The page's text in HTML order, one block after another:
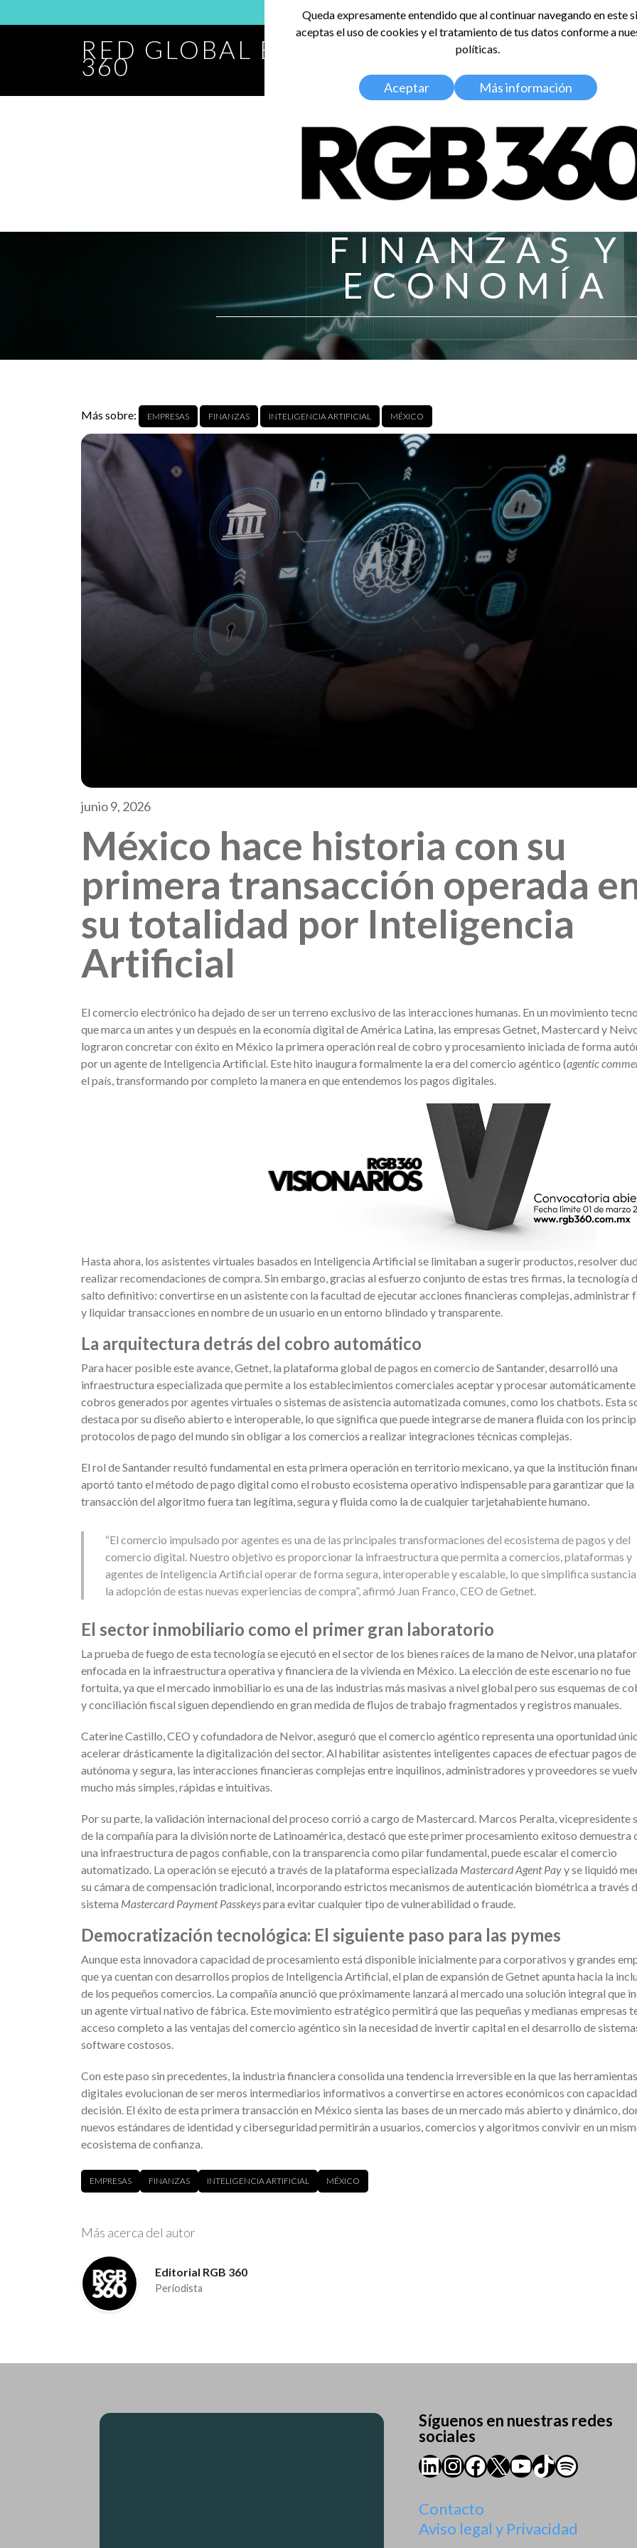
RED GLOBAL BALDOSA
360
FINANZAS Y
ECONOMÍA
Más sobre: EMPRESAS FINANZAS INTELIGENCIA ARTIFICIAL MÉXICO
junio 9, 2026
México hace historia con su
primera transacción operada
su totalidad por Inteligencia
Artificial
El comercio electrónico ha dejado de ser un terreno exclusivo de las interacciones humanas. En un movimiento
que marca un antes y un después en la economía digital de América Latina, las empresas Getnet, Mastercard y
lograron concretar con éxito en México la primera operación real de cobro y procesamiento iniciada de forma
por un agente de Inteligencia Artificial. Este hito inaugura formalmente la era del comercio agéntico (agentic
el país, transformando por completo la manera en que entendemos los pagos digitales.
Hasta ahora, los asistentes virtuales basados en Inteligencia Artificial se limitaban a sugerir productos, resolver
realizar recomendaciones de compra. Sin embargo, gracias al esfuerzo conjunto de estas tres firmas, la tecnología
salto definitivo: convertirse en un asistente con la facultad de ejecutar acciones financieras complejas, administrar
y liquidar transacciones en nombre de un usuario en un entorno blindado y transparente.
La arquitectura detrás del cobro automático
Para hacer posible este avance, Getnet, la plataforma global de pagos en comercio de Santander, desarrolló una
infraestructura especializada que permite a los establecimientos comerciales aceptar y procesar automáticamente
cobros generados por agentes virtuales o sistemas de asistencia automatizada comunes, como los chatbots. Esta
destaca por su diseño abierto e interoperable, lo que significa que puede integrarse de manera fluida con los
protocolos de pago del mundo sin obligar a los comercios a realizar integraciones técnicas complejas.
El rol de Santander resultó fundamental en esta primera operación en territorio mexicano, ya que la institución
aportó tanto el método de pago digital como el robusto ecosistema operativo indispensable para garantizar que la
transacción del algoritmo fuera tan legítima, segura y fluida como la de cualquier tarjetahabiente humano.
“El comercio impulsado por agentes es una de las principales transformaciones del ecosistema de pagos y del
comercio digital. Nuestro objetivo es proporcionar la infraestructura que permita a comercios, plataformas y
agentes de Inteligencia Artificial operar de forma segura, interoperable y escalable, lo que simplifica
la adopción de estas nuevas experiencias de compra”, afirmó Juan Franco, CEO de Getnet.
El sector inmobiliario como el primer gran laboratorio
La prueba de fuego de esta tecnología se ejecutó en el sector de los bienes raíces de la mano de Neivor, una
enfocada en la infraestructura operativa y financiera de la vivienda en México. La elección de este escenario no fue
fortuita, ya que el mercado inmobiliario es una de las industrias más masivas a nivel global pero sus esquemas de
y conciliación fiscal siguen dependiendo en gran medida de flujos de trabajo fragmentados y registros manuales.
Caterine Castillo, CEO y cofundadora de Neivor, aseguró que el comercio agéntico representa una oportunidad
acelerar drásticamente la digitalización del sector. Al habilitar asistentes inteligentes capaces de efectuar pagos
autónoma y segura, las interacciones financieras complejas entre inquilinos, administradores y proveedores se
mucho más simples, rápidas e intuitivas.
Por su parte, la validación internacional del proceso corrió a cargo de Mastercard. Marcos Peralta, vicepresidente
de la compañía para la división norte de Latinoamérica, destacó que este primer procesamiento exitoso demuestra
una infraestructura de pagos confiable, con la transparencia como pilar fundamental, puede escalar el comercio
automatizado. La operación se ejecutó a través de la plataforma especializada Mastercard Agent Payy se liquidó
su cámara de compensación tradicional, incorporando estrictos mecanismos de autenticación biométrica a través
sistema Mastercard Payment Passkeyspara evitar cualquier tipo de vulnerabilidad o fraude.
Democratización tecnológica: El siguiente paso para las pymes
Aunque esta innovadora capacidad de procesamiento está disponible inicialmente para corporativos y grandes
que ya cuentan con desarrollos propios de Inteligencia Artificial, el plan de expansión de Getnet apunta hacia la
de los pequeños comercios. La compañía anunció que próximamente lanzará al mercado una solución integral que
un agente virtual nativo de fábrica. Este movimiento estratégico permitirá que las pequeñas y medianas empresas
acceso completo a las ventajas del comercio agéntico sin la necesidad de invertir capital en el desarrollo de
software costosos.
Con este paso sin precedentes, la industria financiera consolida una tendencia irreversible en la que las herramientas
digitales evolucionan de ser meros intermediarios informativos a convertirse en actores económicos con
decisión. El éxito de esta primera transacción en México sienta las bases de un mercado más abierto y dinámico,
nuevos estándares de identidad y ciberseguridad permitirán a usuarios, comercios y algoritmos convivir en un
ecosistema de confianza.
EMPRESAS FINANZAS INTELIGENCIA ARTIFICIAL MÉXICO
Más acerca del autor
Editorial RGB 360
Periodista
Síguenos en nuestras redes
sociales
LinkedIn
Instagram
Facebook
X YouTube
TikTok
Spotify
Contacto
Aviso legal y Privacidad
Queda expresamente entendido que al continuar navegando en este
aceptas el uso de cookies y el tratamiento de tus datos conforme a
políticas.
Aceptar Más información